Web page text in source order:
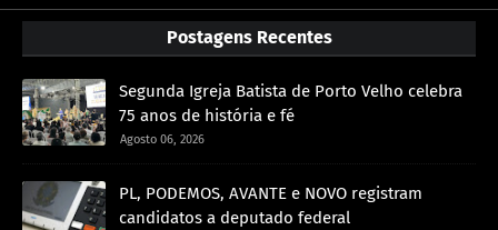
Postagens Recentes
Segunda Igreja Batista de Porto Velho celebra
75 anos de história e fé
Agosto 06, 2026
PL, PODEMOS, AVANTE e NOVO registram
candidatos a deputado federal